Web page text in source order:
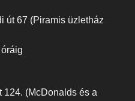
út 67 (Piramis üzletház
124. (McDonalds és a